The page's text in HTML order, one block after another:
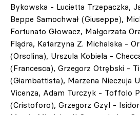
Bykowska - Lucietta Trzepaczka,
Beppe Samochwał (Giuseppe),
Fortunato Głowacz, Małgorzata
Flądra, Katarzyna Z. Michalska -
(Orsolina), Urszula Kobiela -
(Francesca), Grzegorz Otrębski -
(Giambattista), Marzena Nieczuja
Vicenza, Adam Turczyk - Toffolo
(Cristoforo), Grzegorz Gzyl -